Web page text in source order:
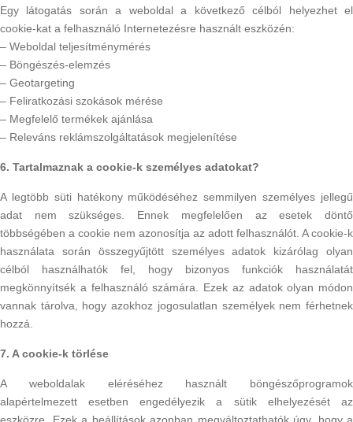
Egy látogatás során a weboldal a következő célból helyezhet el
cookie-kat a felhasználó Internetezésre használt eszközén:
– Weboldal teljesítménymérés
– Böngészés-elemzés
– Geotargeting
– Feliratkozási szokások mérése
– Megfelelő termékek ajánlása
– Releváns reklámszolgáltatások megjelenítése
6. Tartalmaznak a cookie-k személyes adatokat?
A legtöbb süti hatékony működéséhez semmilyen személyes jellegű
adat nem szükséges. Ennek megfelelően az esetek döntő
többségében a cookie nem azonosítja az adott felhasználót. A cookie-k
használata során összegyűjtött személyes adatok kizárólag olyan
célból használhatók fel, hogy bizonyos funkciók használatát
megkönnyítsék a felhasználó számára. Ezek az adatok olyan módon
vannak tárolva, hogy azokhoz jogosulatlan személyek nem férhetnek
hozzá.
7. A cookie-k törlése
A weboldalak eléréséhez használt böngészőprogramok
alapértelmezett esetben engedélyezik a sütik elhelyezését az